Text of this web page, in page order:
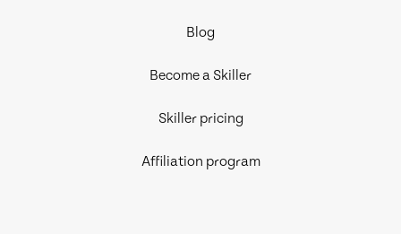
Blog
Become a Skiller
Skiller pricing
Affiliation program